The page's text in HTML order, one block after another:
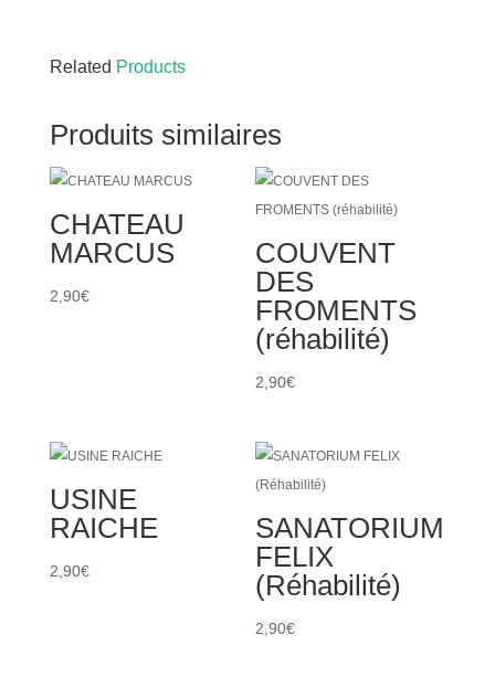
Related Products
Produits similaires
CHATEAU
MARCUS
2,90€
COUVENT
DES
FROMENTS
(réhabilité)
2,90€
USINE
RAICHE
2,90€
SANATORIUM
FELIX
(Réhabilité)
2,90€